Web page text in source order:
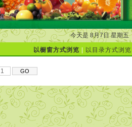
今天是 8月7日 星期五
以橱窗方式浏览 | 以目录方式浏览